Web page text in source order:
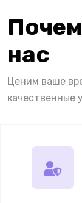
нас
Ценим ваше
качественные